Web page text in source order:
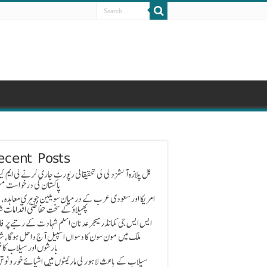
Posts
گل پلازہ آتشزدگی کی تحقیقاتی رپورٹ جاری کرنے کی ایم
پاکستان کی درخواست
امریکا اور سعودی عرب کے درمیان سویلین جوہری
پھیلاؤ کے سخت حفاظتی اقدامات
ایس ایس جی کمانڈر میجر عدنان اسلم شہادت کے رتبے پر
ملک میں مون سون کا دسواں اسپیل آج داخل ہوگا،
بارشوں اور سیلاب
سیلاب کے باعث لاہور کی مارکیٹوں میں اشیائے خور و